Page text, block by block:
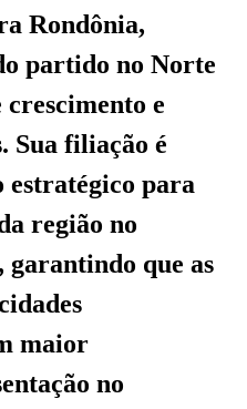
Rondônia,
partido no Norte
e
Sua filiação é
estratégico para
região no
garantindo que as
maior
no